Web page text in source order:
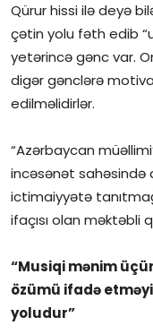
Regionlar
Qəzetin PDF arxivi
Dünya
Qürur hissi ilə deyə
çətin yolu fəth edib
yetərincə gənc var.
digər gənclərə
edilməlidirlər.
“Azərbaycan
incəsənət sahəsində
ictimaiyyətə
ifaçısı olan məktəbli
“Musiqi mənim
özümü ifadə
yoludur”